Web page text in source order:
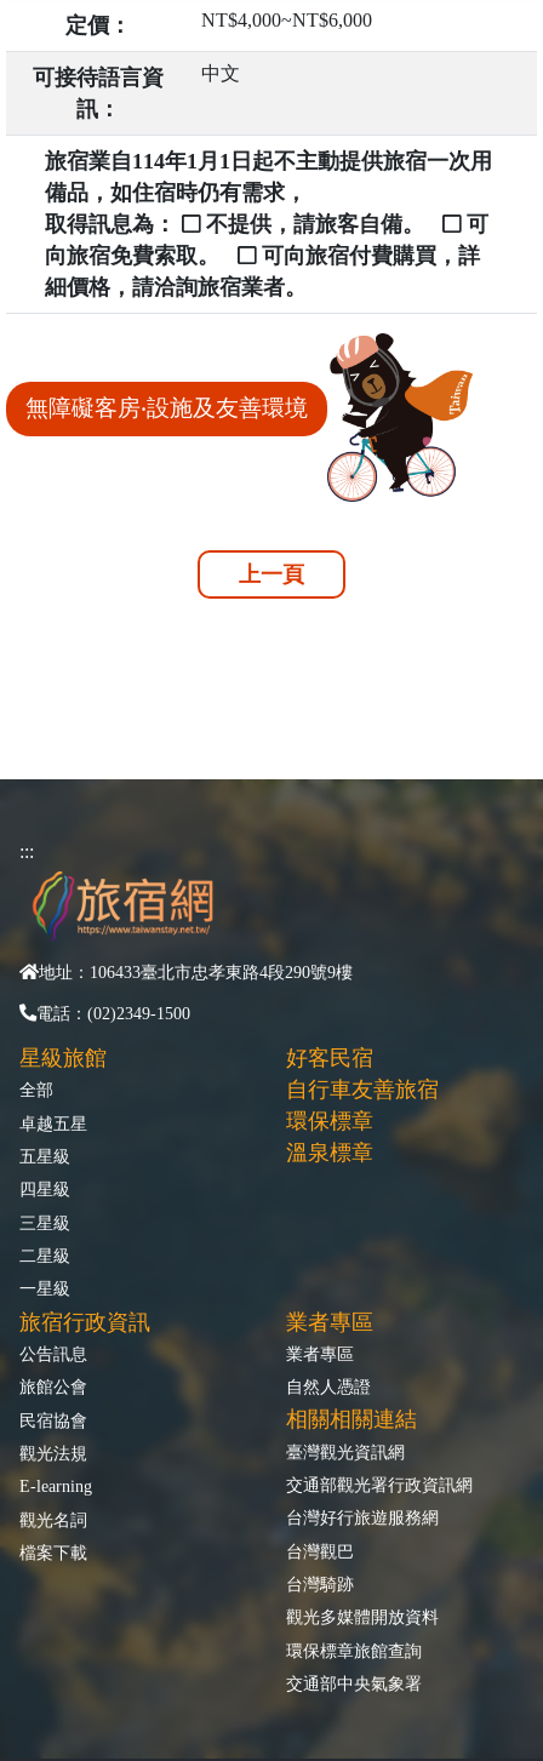
定價： NT$4,000~NT$6,000
可接待語言資
訊：
中文
旅宿業自114年1月1日起不主動提供旅宿一次用
備品，如住宿時仍有需求，
取得訊息為：
不提供，請旅客自備。
可
向旅宿免費索取。
可向旅宿付費購買，詳
細價格，請洽詢旅宿業者。
無障礙客房‧設施及友善環境
上一頁
:::
地址：106433臺北市忠孝東路4段290號9樓
電話：(02)2349-1500
星級旅館
全部
卓越五星
五星級
四星級
三星級
二星級
一星級
好客民宿
自行車友善旅宿
環保標章
溫泉標章
旅宿行政資訊
公告訊息
旅館公會
民宿協會
觀光法規
E-learning
觀光名詞
檔案下載
業者專區
業者專區
自然人憑證
相關相關連結
臺灣觀光資訊網
交通部觀光署行政資訊網
台灣好行旅遊服務網
台灣觀巴
台灣騎跡
觀光多媒體開放資料
環保標章旅館查詢
交通部中央氣象署